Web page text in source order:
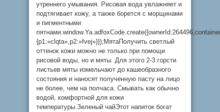
утреннего умывания. Рисовая вода увлажняет и
подтягивает кожу, а также борется с морщинами
и пигментными
{p1:»clqta»,p2:»fvej»}});МятаПолучить светлый
оттенок кожи можно не только при помощи
рисовой воды, но и мяты. Для этого 2-3 горсти
листьев мяты измельчают до кашеобразного
состояния и наносят полученную пасту на лицо
не более, чем на полчаса. Смывать как обычно
водой, комфортной для кожи
температуры.Зеленый чайЭтот напиток богат